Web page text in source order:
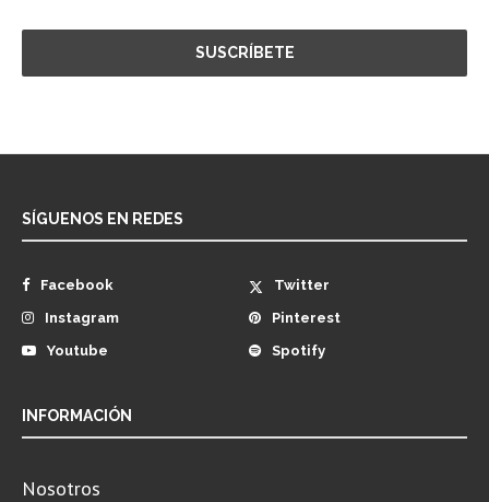
SÍGUENOS EN REDES
Facebook
Twitter
Instagram
Pinterest
Youtube
Spotify
INFORMACIÓN
Nosotros